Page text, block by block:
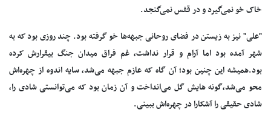
خاک‌ خو نمی‌گیرد و در قفس‌ نمی‌گنجد.
"علی"‌ نیز به‌ زیستن‌ در فضای‌ روحانی‌ جبهه‌ها خو گرفته‌ بود. چند روزی‌ بود که‌ به‌
شهر آمده‌ بود اما آرام‌ و قرار نداشت، غم‌ فراق‌ میدان‌ جنگ‌ بیقرارش‌ کرده‌
بود.همیشه‌ این‌ چنین‌ بود؛ آن‌ گاه‌ که‌ عازم‌ جبهه‌ می‌شد، سایه‌ اندوه‌ از چهره‌اش‌
محو می‌شد،گونه‌ هایش‌ گل‌ می‌انداخت‌ و آن‌ زمان‌ بود که‌ می‌توانستی‌ شادی‌ را،
شادی‌ حقیقی‌ را آشکارا در چهره‌اش‌ ببینی.